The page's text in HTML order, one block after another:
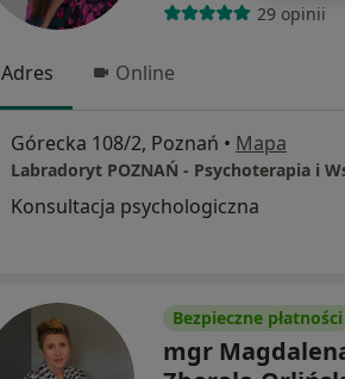
29 opinii
Adres Online
Górecka 108/2, Poznań • Mapa
Konsultacja psychologiczna
Bezpieczne płatności
mgr